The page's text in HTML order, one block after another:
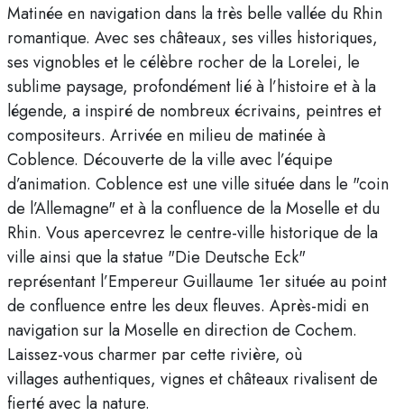
Matinée en navigation dans la très belle vallée du Rhin
romantique. Avec ses châteaux, ses villes historiques,
ses vignobles et le célèbre rocher de la Lorelei, le
sublime paysage, profondément lié à l’histoire et à la
légende, a inspiré de nombreux écrivains, peintres et
compositeurs. Arrivée en milieu de matinée à
Coblence. Découverte de la ville avec l’équipe
d’animation. Coblence est une ville située dans le "coin
de l’Allemagne" et à la confluence de la Moselle et du
Rhin. Vous apercevrez le centre-ville historique de la
ville ainsi que la statue "Die Deutsche Eck"
représentant l’Empereur Guillaume 1er située au point
de confluence entre les deux fleuves. Après-midi en
navigation sur la Moselle en direction de Cochem.
Laissez-vous charmer par cette rivière, où
villages authentiques, vignes et châteaux rivalisent de
fierté avec la nature.